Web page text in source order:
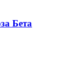
Бета